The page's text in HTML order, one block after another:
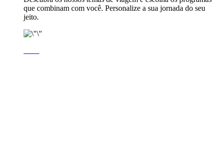
que combinam com você. Personalize a sua jornada do seu
jeito.